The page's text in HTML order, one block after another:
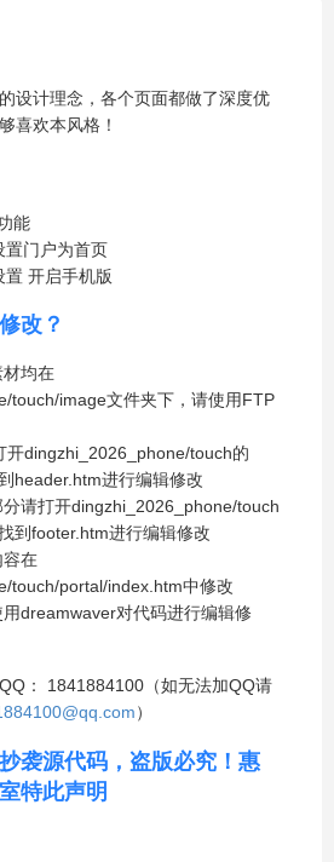
设计理念，各个页面都做了深度优
喜欢本风格！
能
置门户为首页
开启手机版
改？
均在
touch/image文件夹下，请使用FTP
开dingzhi_2026_phone/touch的
header.htm进行编辑修改
请打开dingzhi_2026_phone/touch
到footer.htm进行编辑修改
容在
touch/portal/index.htm中修改
dreamwaver对代码进行编辑修
： 1841884100（如无法加QQ请
）
袭源代码，盗版必究！惠
特此声明